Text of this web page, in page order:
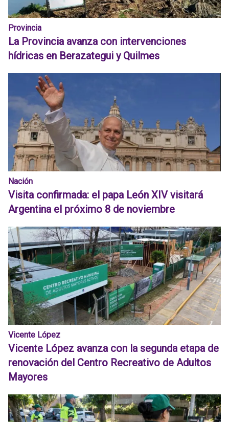
Provincia
La Provincia avanza con intervenciones
hídricas en Berazategui y Quilmes
Nación
Visita confirmada: el papa León XIV visitará
Argentina el próximo 8 de noviembre
Vicente López
Vicente López avanza con la segunda etapa de
renovación del Centro Recreativo de Adultos
Mayores